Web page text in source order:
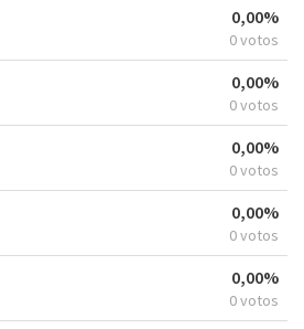
0,00%
0 votos
0,00%
0 votos
0,00%
0 votos
0,00%
0 votos
0,00%
0 votos